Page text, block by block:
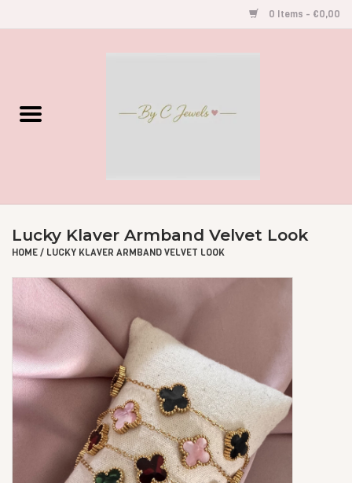
0 Items - €0,00
Gegraveerde Sieraden
Oorbellen
Kettingen
Accessoires
Kids
Ringen
Lucky Klaver Armband Velvet Look
HOME/ LUCKY KLAVER ARMBAND VELVET LOOK